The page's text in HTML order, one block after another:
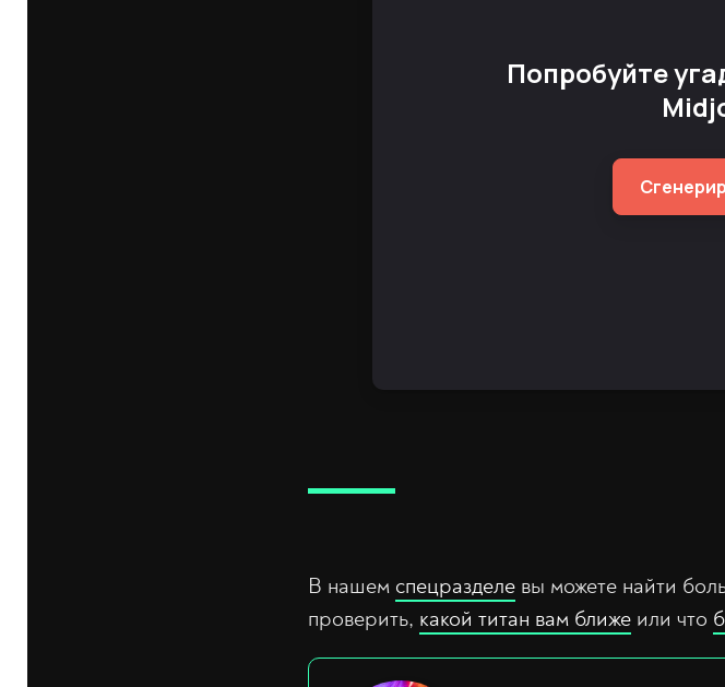
В нашем спецразделе вы можете найти
проверить, какой титан вам ближе или что